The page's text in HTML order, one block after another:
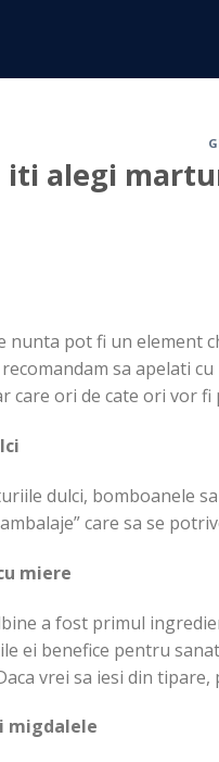
iti alegi
nunta pot fi un element
recomandam sa apelati
care ori de cate ori vor
dulci, bomboanele
care sa se
miere
a fost primul
ei benefice pentru
vrei sa iesi din
migdalele